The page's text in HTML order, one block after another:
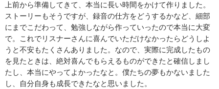
上前から準備してきて、本当に長い時間をかけて作りました。
ストーリーもそうですが、録音の仕方をどうするかなど、細部
にまでこだわって、勉強しながら作っていったので本当に大変
で。これでリスナーさんに喜んでいただけなかったらどうしよ
うと不安もたくさんありました。なので、実際に完成したもの
を見たときは、絶対喜んでもらえるものができたと確信しまし
たし、本当にやってよかったなと。僕たちの夢もかないました
し、自分自身も成長できたなと思いました。